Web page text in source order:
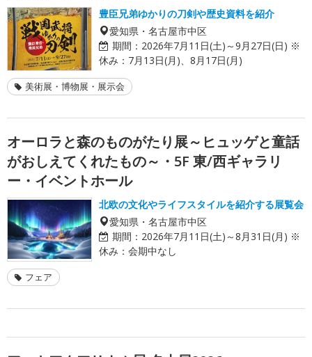
豊臣兄弟ゆかりの刀剣や歴史資料を紹介
愛知県・名古屋市中区
期間： 2026年7月11日(土)～9月27日(日) ※
休み：7月13日(月)、8月17日(月)
美術展・博物展・展示会
オーロラと森のものがたり展～ヒュッゲと童話
がおしえてくれたもの～・5F 東/西ギャラリ
ー・イベントホール
北欧の文化やライフスタイルを紹介する展覧会
愛知県・名古屋市中区
期間： 2026年7月11日(土)～8月31日(月) ※
休み：会期中なし
フェア